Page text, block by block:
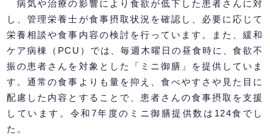
病気や治療の影響により食欲が低下した患者さんに対
し、管理栄養士が食事摂取状況を確認し、必要に応じて
栄養相談や食事内容の検討を行っています。また、緩和
ケア病棟（PCU）では、毎週木曜日の昼食時に、食欲不
振の患者さんを対象とした「ミニ御膳」を提供していま
す。通常の食事よりも量を抑え、食べやすさや見た目に
配慮した内容とすることで、患者さんの食事摂取を支援
しています。令和7年度のミニ御膳提供数は124食でし
た。